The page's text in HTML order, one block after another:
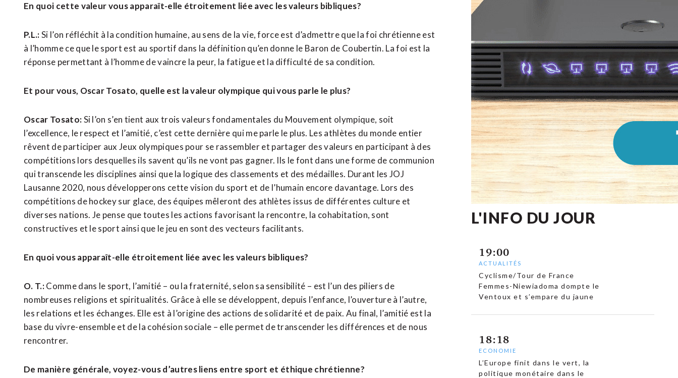
En quoi cette valeur vous apparaît-elle étroitement liée avec les valeurs bibliques?
P.L.:Si l’on réfléchit à la condition humaine, au sens de la vie, force est d’admettre que la foi chrétienne est
à l’homme ce que le sport est au sportif dans la définition qu’en donne le Baron de Coubertin. La foi est la
réponse permettant à l’homme de vaincre la peur, la fatigue et la difficulté de sa condition.
Et pour vous, Oscar Tosato, quelle est la valeur olympique qui vous parle le plus?
Oscar Tosato:Si l’on s’en tient aux trois valeurs fondamentales du Mouvement olympique, soit
l’excellence, le respect et l’amitié, c’est cette dernière qui me parle le plus. Les athlètes du monde entier
rêvent de participer aux Jeux olympiques pour se rassembler et partager des valeurs en participant à des
compétitions lors desquelles ils savent qu’ils ne vont pas gagner. Ils le font dans une forme de communion
qui transcende les disciplines ainsi que la logique des classements et des médailles. Durant les JOJ
Lausanne 2020, nous développerons cette vision du sport et de l’humain encore davantage. Lors des
compétitions de hockey sur glace, des équipes mêleront des athlètes issus de différentes culture et
diverses nations. Je pense que toutes les actions favorisant la rencontre, la cohabitation, sont
constructives et le sport ainsi que le jeu en sont des vecteurs facilitants.
En quoi vous apparaît-elle étroitement liée avec les valeurs bibliques?
O. T.:Comme dans le sport, l’amitié – ou la fraternité, selon sa sensibilité – est l’un des piliers de
nombreuses religions et spiritualités. Grâce à elle se développent, depuis l’enfance, l’ouverture à l’autre,
les relations et les échanges. Elle est à l’origine des actions de solidarité et de paix. Au final, l’amitié est la
base du vivre-ensemble et de la cohésion sociale – elle permet de transcender les différences et de nous
rencontrer.
De manière générale, voyez-vous d’autres liens entre sport et éthique chrétienne?
L'INFO DU JOUR
19:00
ACTUALITÉS
Cyclisme/Tour de France
Femmes-Niewiadoma dompte le
Ventoux et s’empare du jaune
18:18
ECONOMIE
L’Europe finit dans le vert, la
politique monétaire dans le